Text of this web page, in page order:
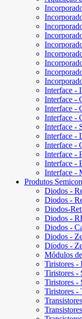
Interface -
Interface -
Interface -
Interface -
Interface -
Interface -
Interface -
Interface -
Interface -
Interface -
Produtos
Diodos -
Diodos -
Diodos-
Diodos -
Diodos -
Diodos -
Diodos -
Módulos
Tiristores
Tiristores -
Tiristores -
Tiristores -